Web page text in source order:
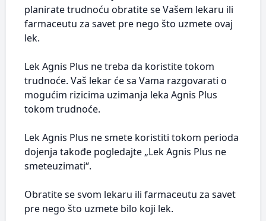
planirate trudnoću obratite se Vašem lekaru ili
farmaceutu za savet pre nego što uzmete ovaj
lek.
Lek Agnis Plus ne treba da koristite tokom
trudnoće. Vaš lekar će sa Vama razgovarati o
mogućim rizicima uzimanja leka Agnis Plus
tokom trudnoće.
Lek Agnis Plus ne smete koristiti tokom perioda
dojenja takođe pogledajte „Lek Agnis Plus ne
smeteuzimati“.
Obratite se svom lekaru ili farmaceutu za savet
pre nego što uzmete bilo koji lek.